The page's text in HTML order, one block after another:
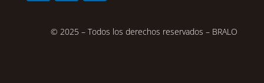
© 2025 – Todos los derechos reservados – BRALO